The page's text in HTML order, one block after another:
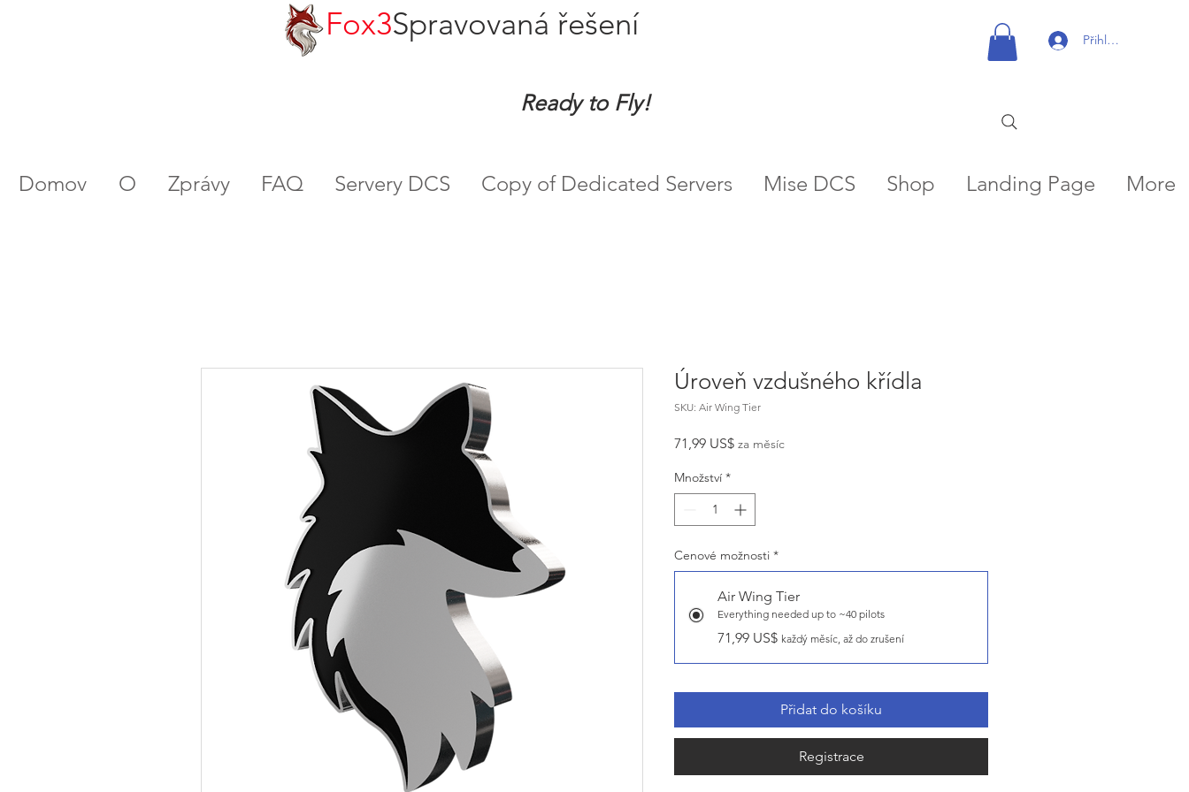
Fox3Spravovaná řešení
Ready to Fly!
Přihlásit se
Domov O Zprávy FAQ Servery DCS Copy of Dedicated Servers Mise DCS Shop Landing Page More
Úroveň vzdušného křídla
SKU: Air Wing Tier
71,99 US$Cena
za měsíc
Množství *
Cenové možnosti *
Air Wing Tier
Everything needed up to ~40 pilots
71,99 US$ každý měsíc, až do zrušení
Přidat do košíku
Registrace